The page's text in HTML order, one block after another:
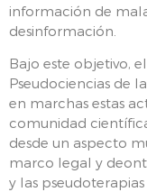
información de
desinformación.
Bajo este objetivo,
Pseudociencias de
en marchas estas
comunidad
desde un aspecto
marco legal y
y las